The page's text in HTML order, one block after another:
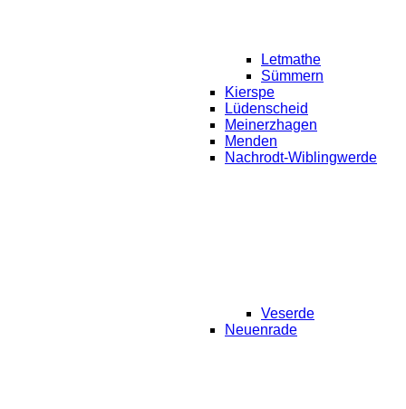
Letmathe
Sümmern
Kierspe
Lüdenscheid
Meinerzhagen
Menden
Nachrodt-Wiblingwerde
Veserde
Neuenrade